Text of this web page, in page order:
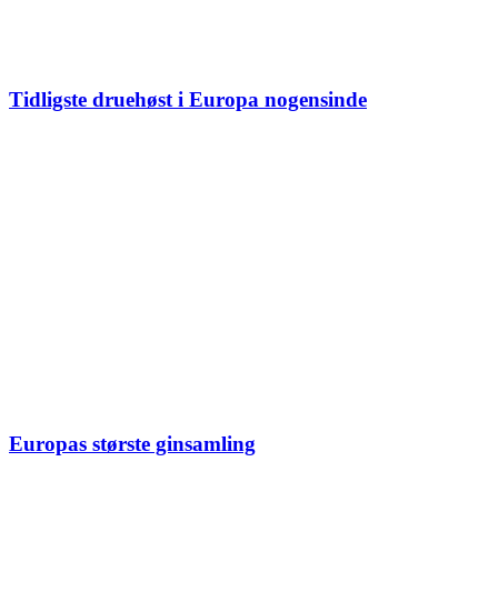
Tidligste druehøst i Europa nogensinde
Europas største ginsamling